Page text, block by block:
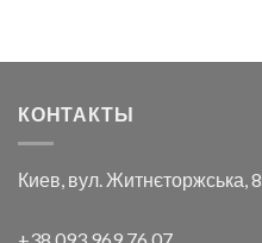
КОНТАКТЫ
Киев, вул. Житнєторжська, 8